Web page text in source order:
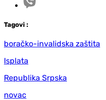
Tagovi :
boračko-invalidska zaštita
Isplata
Republika Srpska
novac